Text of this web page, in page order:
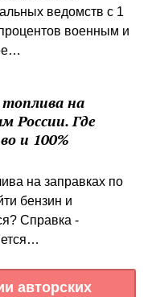
ведомств с 1
военным и
на
России. Где
и 100%
на заправках по
бензин и
Справка -
авторских